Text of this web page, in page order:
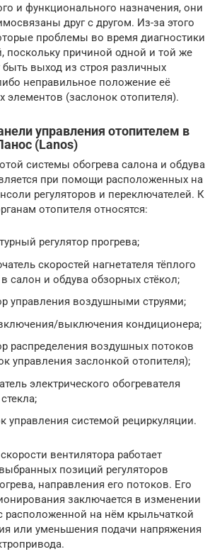
и функционального назначения, они
друг с другом. Из-за этого
проблемы во время диагностики
поскольку причиной одной и той же
выход из строя различных
неправильное положение её
элементов (заслонок отопителя).
управления отопителем в
(Lanos)
системы обогрева салона и обдува
при помощи расположенных на
регуляторов и переключателей. К
отопителя относятся:
регулятор прогрева;
скоростей нагнетателя тёплого
в салон и обдува обзорных стёкол;
управления воздушными струями;
выключения кондиционера;
распределения воздушных потоков
управления заслонкой отопителя);
электрического обогревателя
управления системой рециркуляции.
вентилятора работает
позиций регуляторов
направления его потоков. Его
заключается в изменении
расположенной на нём крыльчаткой
или уменьшения подачи напряжения